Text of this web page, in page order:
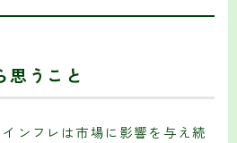
思うこと
ンフレは市場に影響を与え続